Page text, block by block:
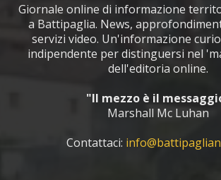
Giornale online di informazione
a Battipaglia. News,
servizi video. Un'informazione
indipendente per distinguersi nel
dell'editoria online.
"Il mezzo è il
Marshall Mc Luhan
Contattaci: